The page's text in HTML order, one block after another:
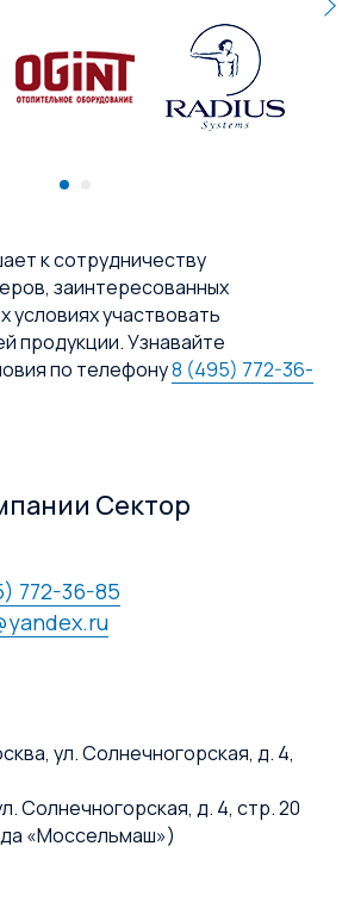
к сотрудничеству
заинтересованных
условиях участвовать
продукции. Узнавайте
по телефону8 (495) 772-36-
Сектор
772-36-85
ул. Солнечногорская, д. 4,
Солнечногорская, д. 4, стр. 20
«Моссельмаш»)